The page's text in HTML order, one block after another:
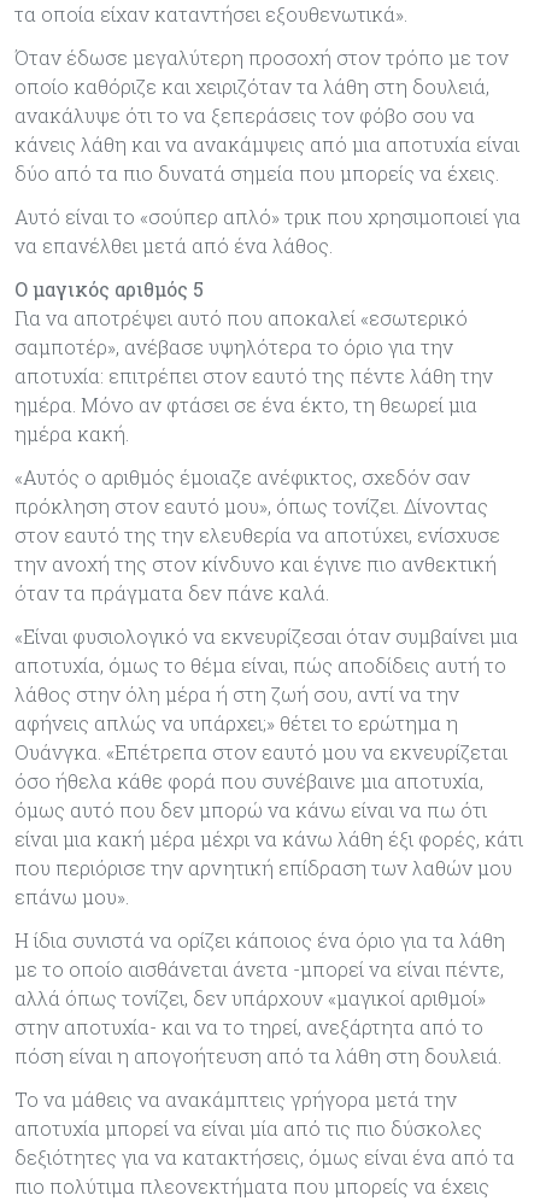
τα οποία είχαν καταντήσει εξουθενωτικά».
Όταν έδωσε μεγαλύτερη προσοχή στον τρόπο με τον
οποίο καθόριζε και χειριζόταν τα λάθη στη δουλειά,
ανακάλυψε ότι το να ξεπεράσεις τον φόβο σου να
κάνεις λάθη και να ανακάμψεις από μια αποτυχία είναι
δύο από τα πιο δυνατά σημεία που μπορείς να έχεις.
Αυτό είναι το «σούπερ απλό» τρικ που χρησιμοποιεί για
να επανέλθει μετά από ένα λάθος.
Ο μαγικός αριθμός 5
Για να αποτρέψει αυτό που αποκαλεί «εσωτερικό
σαμποτέρ», ανέβασε υψηλότερα το όριο για την
αποτυχία: επιτρέπει στον εαυτό της πέντε λάθη την
ημέρα. Μόνο αν φτάσει σε ένα έκτο, τη θεωρεί μια
ημέρα κακή.
«Αυτός ο αριθμός έμοιαζε ανέφικτος, σχεδόν σαν
πρόκληση στον εαυτό μου», όπως τονίζει. Δίνοντας
στον εαυτό της την ελευθερία να αποτύχει, ενίσχυσε
την ανοχή της στον κίνδυνο και έγινε πιο ανθεκτική
όταν τα πράγματα δεν πάνε καλά.
«Είναι φυσιολογικό να εκνευρίζεσαι όταν συμβαίνει μια
αποτυχία, όμως το θέμα είναι, πώς αποδίδεις αυτή το
λάθος στην όλη μέρα ή στη ζωή σου, αντί να την
αφήνεις απλώς να υπάρχει;» θέτει το ερώτημα η
Ουάνγκα. «Επέτρεπα στον εαυτό μου να εκνευρίζεται
όσο ήθελα κάθε φορά που συνέβαινε μια αποτυχία,
όμως αυτό που δεν μπορώ να κάνω είναι να πω ότι
είναι μια κακή μέρα μέχρι να κάνω λάθη έξι φορές, κάτι
που περιόρισε την αρνητική επίδραση των λαθών μου
επάνω μου».
Η ίδια συνιστά να ορίζει κάποιος ένα όριο για τα λάθη
με το οποίο αισθάνεται άνετα -μπορεί να είναι πέντε,
αλλά όπως τονίζει, δεν υπάρχουν «μαγικοί αριθμοί»
στην αποτυχία- και να το τηρεί, ανεξάρτητα από το
πόση είναι η απογοήτευση από τα λάθη στη δουλειά.
Το να μάθεις να ανακάμπτεις γρήγορα μετά την
αποτυχία μπορεί να είναι μία από τις πιο δύσκολες
δεξιότητες για να κατακτήσεις, όμως είναι ένα από τα
πιο πολύτιμα πλεονεκτήματα που μπορείς να έχεις